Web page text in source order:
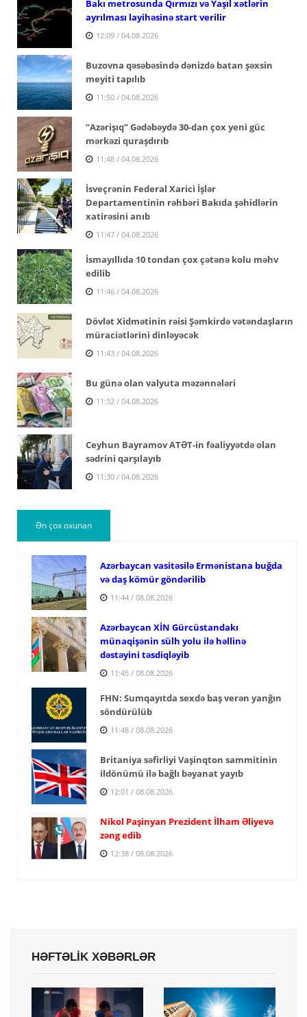
Bakı metrosunda Qırmızı və Yaşıl xətlərin
ayrılması layihəsinə start verilir
12:09 / 04.08.2026
Buzovna qəsəbəsində dənizdə batan şəxsin
meyiti tapılıb
11:50 / 04.08.2026
“Azərişıq” Gədəbəydə 30-dan çox yeni güc
mərkəzi quraşdırıb
11:48 / 04.08.2026
İsveçrənin Federal Xarici İşlər
Departamentinin rəhbəri Bakıda şəhidlərin
xatirəsini anıb
11:47 / 04.08.2026
İsmayıllıda 10 tondan çox çətənə kolu məhv
edilib
11:46 / 04.08.2026
Dövlət Xidmətinin rəisi Şəmkirdə vətəndaşların
müraciətlərini dinləyəcək
11:43 / 04.08.2026
Bu günə olan valyuta məzənnələri
11:32 / 04.08.2026
Ceyhun Bayramov ATƏT-in fəaliyyətdə olan
sədrini qarşılayıb
11:30 / 04.08.2026
Ən çox oxunan
Azərbaycan vasitəsilə Ermənistana buğda
və daş kömür göndərilib
11:44 / 08.08.2026
Azərbaycan XİN Gürcüstandakı
münaqişənin sülh yolu ilə həllinə
dəstəyini təsdiqləyib
11:45 / 08.08.2026
FHN: Sumqayıtda sexdə baş verən yanğın
söndürülüb
11:48 / 08.08.2026
Britaniya səfirliyi Vaşinqton sammitinin
ildönümü ilə bağlı bəyanat yayıb
12:01 / 08.08.2026
Nikol Paşinyan Prezident İlham Əliyevə
zəng edib
12:38 / 08.08.2026
HƏFTƏLİK XƏBƏRLƏR